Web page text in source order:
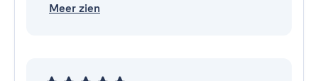
Meer zien